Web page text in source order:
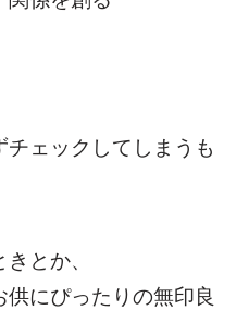
ェックしてしまうも
とか、
にぴったりの無印良